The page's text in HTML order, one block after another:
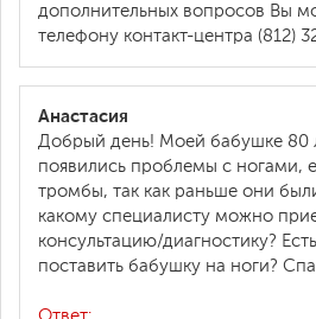
дополнительных вопросов Вы
телефону контакт-центра (812)
Анастасия
Добрый день! Моей бабушке 80
появились проблемы с ногами,
тромбы, так как раньше они
какому специалисту можно
консультацию/диагностику?
поставить бабушку на ноги?